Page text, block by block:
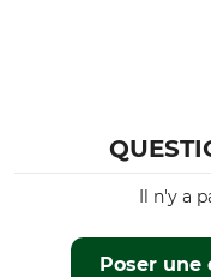
Poser
Il n'y a